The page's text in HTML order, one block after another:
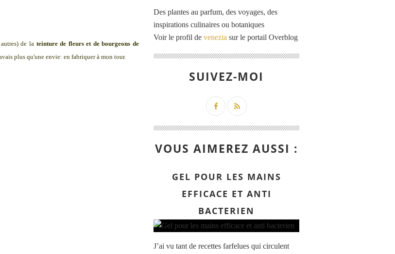
de la teinture de fleurs et de bourgeons de
plus qu'une envie: en fabriquer à mon tour.
Des plantes au parfum, des voyages, des
inspirations culinaires ou botaniques
Voir le profil de venezia sur le portail Overblog
SUIVEZ-MOI
VOUS AIMEREZ AUSSI :
GEL POUR LES MAINS
EFFICACE ET ANTI
BACTERIEN
J’ai vu tant de recettes farfelues qui circulent